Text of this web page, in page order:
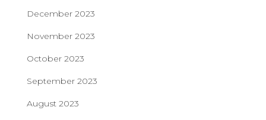
December 2023
November 2023
October 2023
September 2023
August 2023